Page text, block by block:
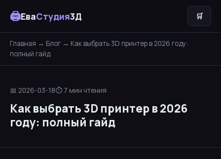
🖨ЕваСтудия3Д 🛒
Главная → Блог → Как выбрать 3D принтер в 2026 году:
полный гайд
📅 2026-03-18⏱ 7 мин чтения
Как выбрать 3D принтер в 2026
году: полный гайд